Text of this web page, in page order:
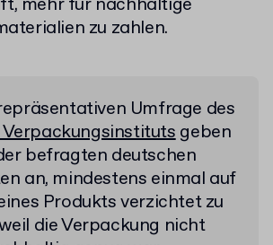
mehr für nachhaltige
zu zahlen.
Umfrage des
geben
befragten deutschen
an, mindestens einmal auf
Produkts verzichtet zu
die Verpackung nicht